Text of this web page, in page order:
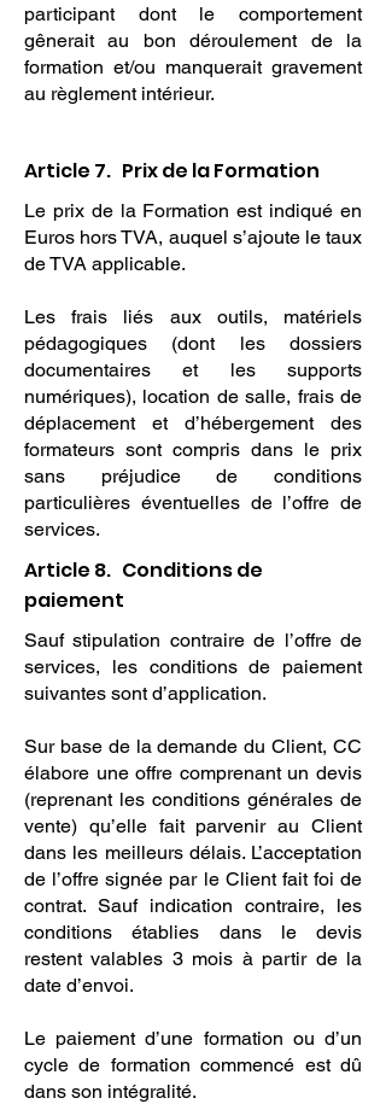
participant dont le comportement
gênerait au bon déroulement de la
formation et/ou manquerait gravement
au règlement intérieur.
Article 7. Prix de la Formation
Le prix de la Formation est indiqué en
Euros hors TVA, auquel s’ajoute le taux
de TVA applicable.
Les frais liés aux outils, matériels
pédagogiques (dont les dossiers
documentaires et les supports
numériques), location de salle, frais de
déplacement et d’hébergement des
formateurs sont compris dans le prix
sans préjudice de conditions
particulières éventuelles de l’offre de
services.
Article 8. Conditions de
paiement
Sauf stipulation contraire de l’offre de
services, les conditions de paiement
suivantes sont d’application.
Sur base de la demande du Client, CC
élabore une offre comprenant un devis
(reprenant les conditions générales de
vente) qu’elle fait parvenir au Client
dans les meilleurs délais. L’acceptation
de l’offre signée par le Client fait foi de
contrat. Sauf indication contraire, les
conditions établies dans le devis
restent valables 3 mois à partir de la
date d’envoi.
Le paiement d’une formation ou d’un
cycle de formation commencé est dû
dans son intégralité.